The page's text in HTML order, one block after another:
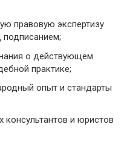
правовую экспертизу
подписанием;
о действующем
практике;
опыт и стандарты
консультантов и юристов